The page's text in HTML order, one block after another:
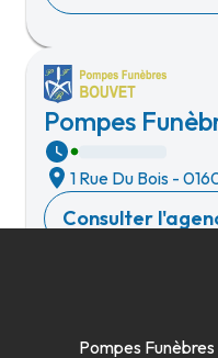
Pompes
1 Rue Du Bois -
Consulter
Pompes Funèbres